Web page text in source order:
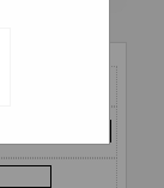
in senso
destra e
di scorrimento